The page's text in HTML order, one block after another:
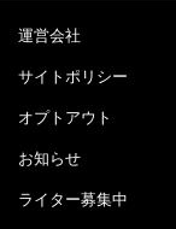
運営会社
サイトポリシー
オプトアウト
お知らせ
ライター募集中